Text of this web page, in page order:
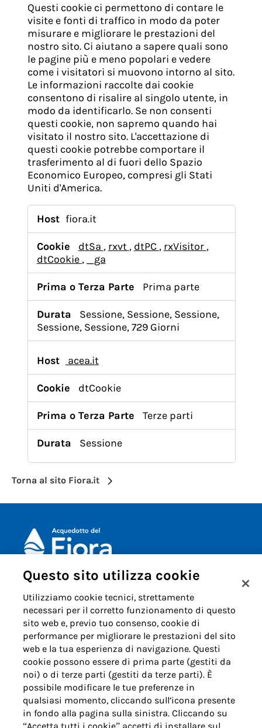
Questi cookie ci permettono di contare le
visite e fonti di traffico in modo da poter
misurare e migliorare le prestazioni del
nostro sito. Ci aiutano a sapere quali sono
le pagine più e meno popolari e vedere
come i visitatori si muovono intorno al sito.
Le informazioni raccolte dai cookie
consentono di risalire al singolo utente, in
modo da identificarlo. Se non consenti
questi cookie, non sapremo quando hai
visitato il nostro sito. L'accettazione di
questi cookie potrebbe comportare il
trasferimento al di fuori dello Spazio
Economico Europeo, compresi gli Stati
Uniti d'America.
Cookie
performance
fiora.it
dtSa , rxvt , dtPC , rxVisitor ,
dtCookie , _ga
Prima parte
Sessione, Sessione, Sessione,
Sessione, Sessione, 729 Giorni
acea.it
dtCookie
Terze parti
Sessione
Torna al sito Fiora.it
ACQUEDOTTO DEL FIORA S.p.A.
Numero d'iscrizione e Codice
fiscale 00304790538 (P.IVA)
già iscritta al n.10.029 -
Capitale Sociale Euro
1.730.520,00 i.v.
Note legali
Questo sito utilizza cookie
Utilizziamo cookie tecnici, strettamente
necessari per il corretto funzionamento di questo
sito web e, previo tuo consenso, cookie di
performance per migliorare le prestazioni del sito
web e la tua esperienza di navigazione. Questi
cookie possono essere di prima parte (gestiti da
noi) o di terze parti (gestiti da terze parti). È
possibile modificare le tue preferenze in
qualsiasi momento, cliccando sull’icona presente
in fondo alla pagina sulla sinistra. Cliccando su